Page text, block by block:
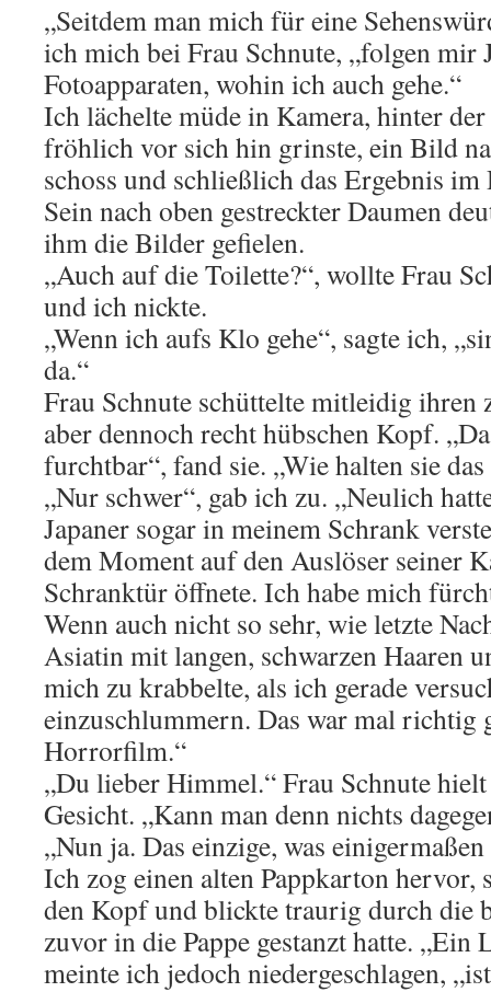
„Seitdem man mich für eine
ich mich bei Frau Schnute, „folgen mir
Fotoapparaten, wohin ich auch gehe.“
Ich lächelte müde in Kamera, hinter
fröhlich vor sich hin grinste, ein Bild
schoss und schließlich das Ergebnis
Sein nach oben gestreckter Daumen
ihm die Bilder gefielen.
„Auch auf die Toilette?“, wollte Frau
und ich nickte.
„Wenn ich aufs Klo gehe“, sagte ich,
da.“
Frau Schnute schüttelte mitleidig ihren
aber dennoch recht hübschen Kopf.
furchtbar“, fand sie. „Wie halten sie das
„Nur schwer“, gab ich zu. „Neulich
Japaner sogar in meinem Schrank
dem Moment auf den Auslöser seiner
Schranktür öffnete. Ich habe mich
Wenn auch nicht so sehr, wie letzte
Asiatin mit langen, schwarzen Haaren
mich zu krabbelte, als ich gerade
einzuschlummern. Das war mal richtig
Horrorfilm.“
„Du lieber Himmel.“ Frau Schnute
Gesicht. „Kann man denn nichts
„Nun ja. Das einzige, was
Ich zog einen alten Pappkarton hervor,
den Kopf und blickte traurig durch die
zuvor in die Pappe gestanzt hatte. „Ein
meinte ich jedoch niedergeschlagen,